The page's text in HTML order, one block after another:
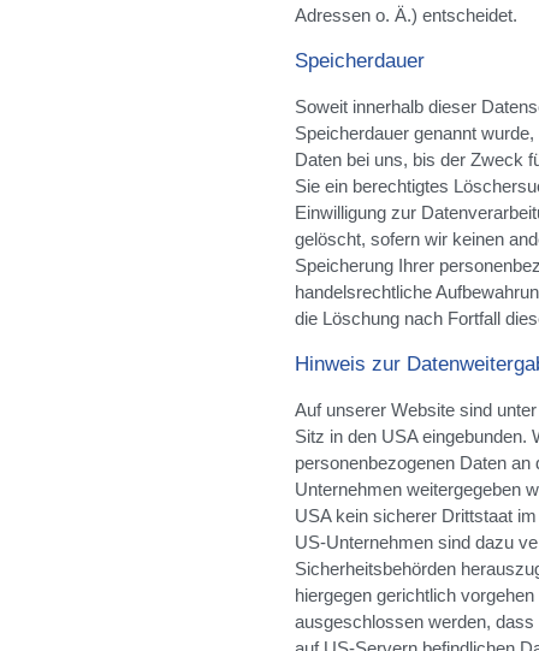
Adressen o. Ä.) entscheidet.
Speicherdauer
Soweit innerhalb dieser
Speicherdauer genannt
Daten bei uns, bis der Zweck
Sie ein berechtigtes
Einwilligung zur
gelöscht, sofern wir keinen
Speicherung Ihrer
handelsrechtliche
die Löschung nach Fortfall
Hinweis zur
Auf unserer Website sind
Sitz in den USA eingebunden.
personenbezogenen Daten
Unternehmen weitergegeben
USA kein sicherer Drittstaat
US-Unternehmen sind dazu
Sicherheitsbehörden
hiergegen gerichtlich
ausgeschlossen werden,